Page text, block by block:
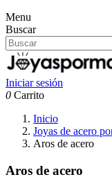
Menu
Buscar
Iniciar sesión
0 Carrito
Inicio
Joyas de acero
Aros de acero
Aros de acero